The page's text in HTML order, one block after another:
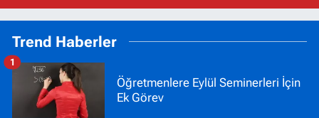
Trend Haberler
Öğretmenlere Eylül Seminerleri İçin
Ek Görev
1